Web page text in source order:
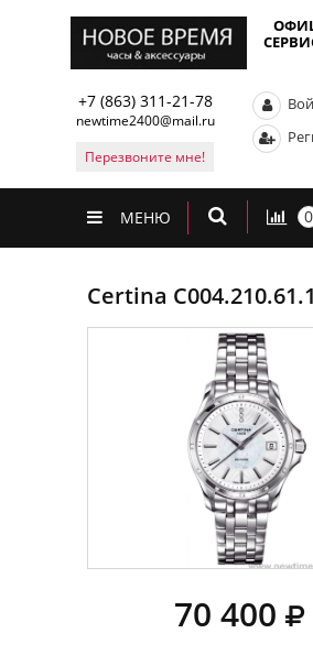
+7 (863) 311-21-78
newtime2400@mail.ru
Перезвоните мне!
МЕНЮ 0
Certina
70 400